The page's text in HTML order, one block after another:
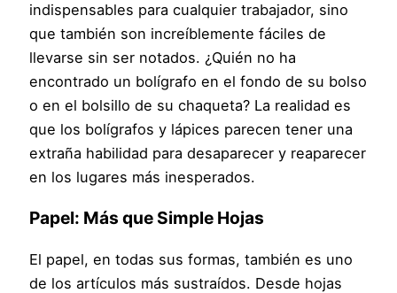
indispensables para cualquier trabajador, sino
que también son increíblemente fáciles de
llevarse sin ser notados. ¿Quién no ha
encontrado un bolígrafo en el fondo de su bolso
o en el bolsillo de su chaqueta? La realidad es
que los bolígrafos y lápices parecen tener una
extraña habilidad para desaparecer y reaparecer
en los lugares más inesperados.
Papel: Más que Simple Hojas
El papel, en todas sus formas, también es uno
de los artículos más sustraídos. Desde hojas